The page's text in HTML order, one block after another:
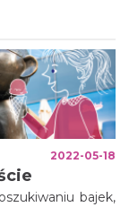
2022-05-18
bajek,